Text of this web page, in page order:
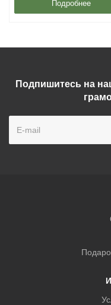
Подробнее
Подпишитесь на